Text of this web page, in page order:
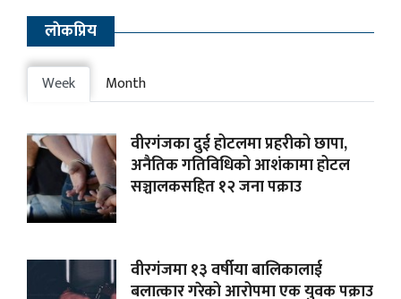
लाेकप्रिय
Week Month
वीरगंजका दुई होटलमा प्रहरीको छापा,
अनैतिक गतिविधिको आशंकामा होटल
सञ्चालकसहित १२ जना पक्राउ
वीरगंजमा १३ वर्षीया बालिकालाई
बलात्कार गरेको आरोपमा एक युवक पक्राउ